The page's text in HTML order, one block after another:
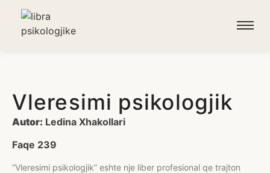
Vleresimi psikologjik
Autor: Ledina Xhakollari
Faqe 239
“Vleresimi psikologjik” eshte nje liber profesional qe trajton